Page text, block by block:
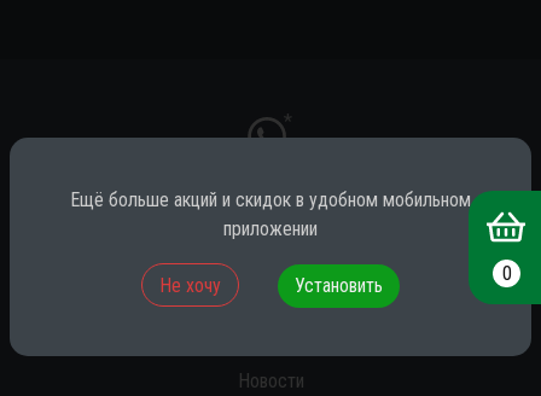
*
* принадлежит компании Meta (признана экстремистской на территории
Новости
0
Ещё больше акций и скидок в удобном мобильном
приложении
Не хочу Установить